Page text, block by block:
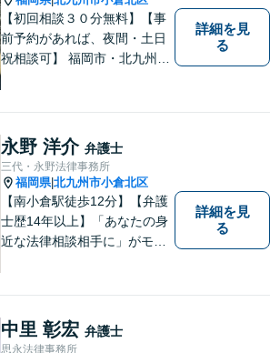
【初回相談３０分無料】【事
前予約があれば、夜間・土日
祝相談可】 福岡市・北九州市
婚・相続・企業法務に力を入
れています。 スピーディーか
つ依頼者様満足の高い事件処
理をモットーにしています。
詳細を見
る
永野 洋介 弁護士
三代・永野法律事務所
福岡県|北九州市小倉北区
【南小倉駅徒歩12分】【弁護
士歴14年以上】「あなたの身
近な法律相談相手に」がモッ
事故、債務整理等、個人が抱
える問題に注力しております
ので、お気軽にご相談くださ
詳細を見
る
中里 彰宏 弁護士
思永法律事務所